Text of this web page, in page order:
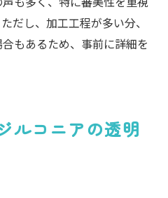
だし、加工工程が多い分、
もあるため、事前に詳細を
ルコニアの透明